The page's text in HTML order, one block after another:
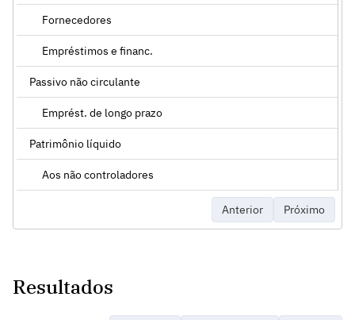
Fornecedores
Empréstimos e financ.
Passivo não circulante
Emprést. de longo prazo
Patrimônio líquido
Aos não controladores
Anterior Próximo
Resultados